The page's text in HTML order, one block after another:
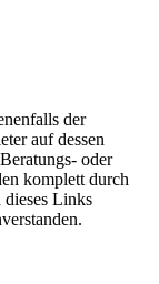
der
auf dessen
oder
komplett durch
Links